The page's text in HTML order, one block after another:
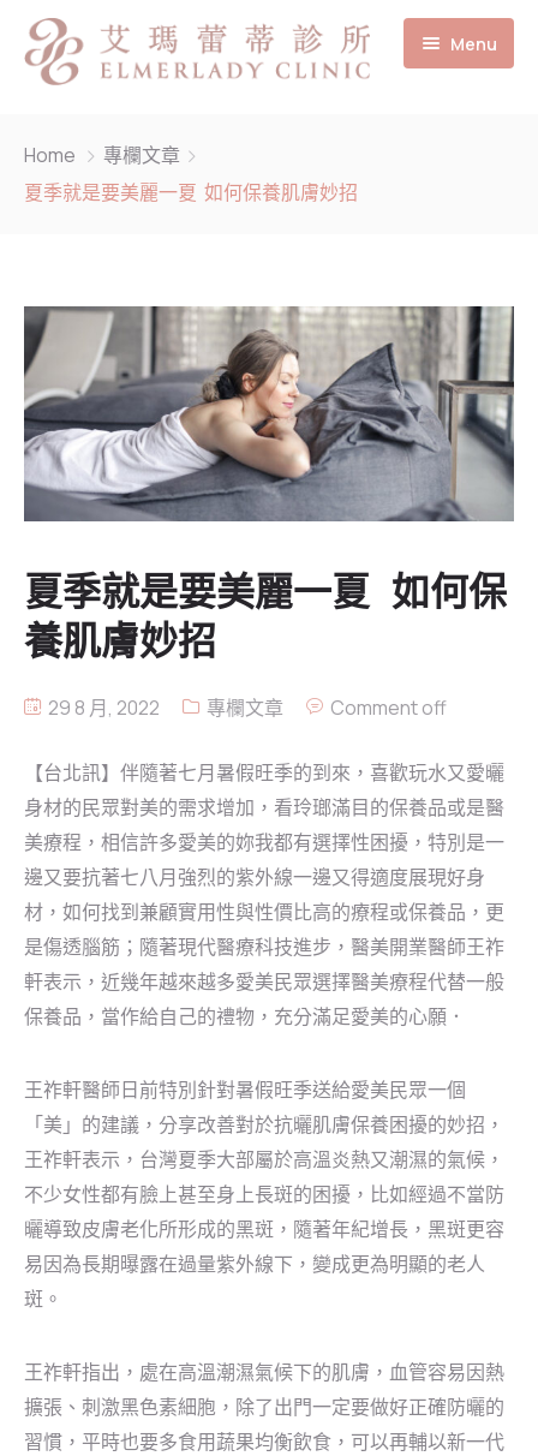
Menu
關於我們
陳鵬州 醫師
黃士原 醫師
徐振鴻 醫師
最新消息
體驗分享
媒體報導
專欄文章
服務項目
皮膚管理
杏仁酸煥膚
雷射光療
皮秒雷射 Picocare
雷射除毛
玻尿酸
線雕拉提
肉毒素
聯絡我們
Home
專欄文章
夏季就是要美麗一夏 如何保養肌膚妙招
夏季就是要美麗一夏 如何保
養肌膚妙招
29 8 月, 2022 專欄文章 Comment off
【台北訊】伴隨著七月暑假旺季的到來，喜歡玩水又愛曬
身材的民眾對美的需求增加，看玲瑯滿目的保養品或是醫
美療程，相信許多愛美的妳我都有選擇性困擾，特別是一
邊又要抗著七八月強烈的紫外線一邊又得適度展現好身
材，如何找到兼顧實用性與性價比高的療程或保養品，更
是傷透腦筋；隨著現代醫療科技進步，醫美開業醫師王祚
軒表示，近幾年越來越多愛美民眾選擇醫美療程代替一般
保養品，當作給自己的禮物，充分滿足愛美的心願．
王祚軒醫師日前特別針對暑假旺季送給愛美民眾一個
「美」的建議，分享改善對於抗曬肌膚保養困擾的妙招，
王祚軒表示，台灣夏季大部屬於高溫炎熱又潮濕的氣候，
不少女性都有臉上甚至身上長斑的困擾，比如經過不當防
曬導致皮膚老化所形成的黑斑，隨著年紀增長，黑斑更容
易因為長期曝露在過量紫外線下，變成更為明顯的老人
斑。
王祚軒指出，處在高溫潮濕氣候下的肌膚，血管容易因熱
擴張、刺激黑色素細胞，除了出門一定要做好正確防曬的
習慣，平時也要多食用蔬果均衡飲食，可以再輔以新一代